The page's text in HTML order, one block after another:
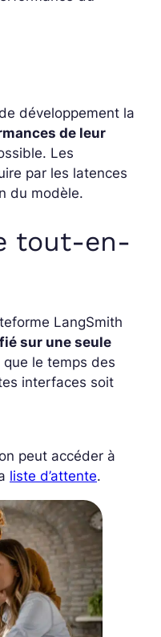
développement la
de leur
Les
par les latences
du modèle.
tout-en-
LangSmith
sur une seule
le temps des
interfaces soit
peut accéder à
liste d’attente.